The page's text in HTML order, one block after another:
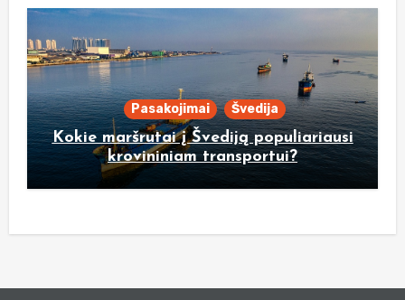
Pasakojimai Švedija
Kokie maršrutai į Švediją populiariausi
krovininiam transportui?